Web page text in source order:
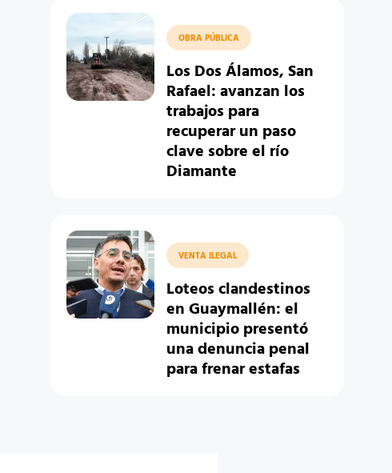
OBRA PÚBLICA
Los Dos Álamos, San
Rafael: avanzan los
trabajos para
recuperar un paso
clave sobre el río
Diamante
VENTA ILEGAL
Loteos clandestinos
en Guaymallén: el
municipio presentó
una denuncia penal
para frenar estafas